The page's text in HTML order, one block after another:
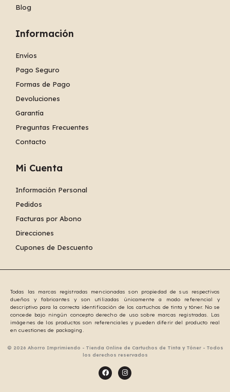
Blog
Información
Envíos
Pago Seguro
Formas de Pago
Devoluciones
Garantía
Preguntas Frecuentes
Contacto
Mi Cuenta
Información Personal
Pedidos
Facturas por Abono
Direcciones
Cupones de Descuento
Todas las marcas registradas mencionadas son propiedad de sus respectivos
dueños y fabricantes y son utilizadas únicamente a modo referencial y
descriptivo para la correcta identificación de los cartuchos de tinta y tóner. No se
concede bajo ningún concepto derecho de uso sobre marcas registradas. Las
imágenes de los productos son referenciales y pueden diferir del producto real
en cuestiones de packaging.
© 2026 Ahorro Imprimiendo - Tienda Online de Cartuchos de Tinta y Tóner - Todos
los derechos reservados